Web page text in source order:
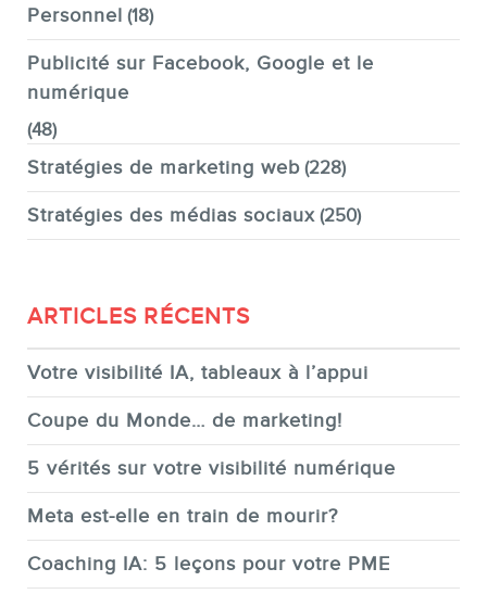
Personnel (18)
Publicité sur Facebook, Google et le
numérique
(48)
Stratégies de marketing web (228)
Stratégies des médias sociaux (250)
ARTICLES RÉCENTS
Votre visibilité IA, tableaux à l’appui
Coupe du Monde… de marketing!
5 vérités sur votre visibilité numérique
Meta est-elle en train de mourir?
Coaching IA: 5 leçons pour votre PME